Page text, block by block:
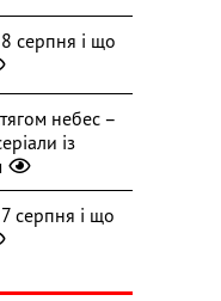
серпня і що
небес –
із
серпня і що